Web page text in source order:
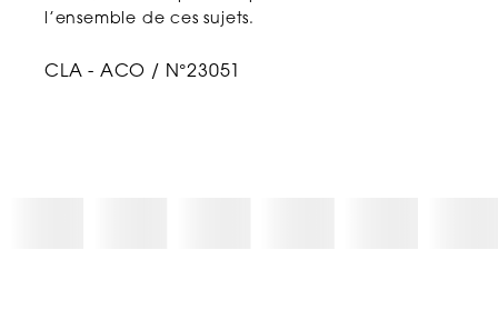
l’ensemble de ces sujets.
CLA - ACO / N°23051